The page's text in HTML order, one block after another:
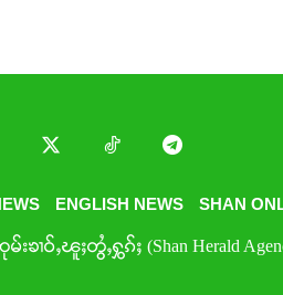
ENGLISH NEWS SHAN
းၶၢဝ်ႇၽူႈတွႆႇႁွၵ်ႈ (Shan Herald